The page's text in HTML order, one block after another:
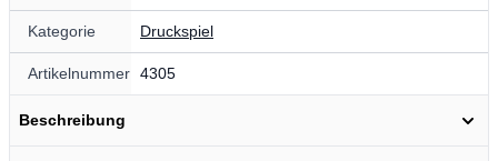
Kategorie Druckspiel
Artikelnummer 4305
Beschreibung